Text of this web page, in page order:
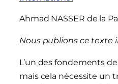
Ahmad NASSER de la
Nous publions ce texte
L’un des fondements
mais cela nécessite un